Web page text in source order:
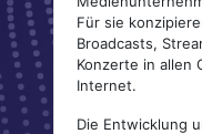
Für sie
Broadcasts,
Konzerte in allen
Internet.
Die Entwicklung